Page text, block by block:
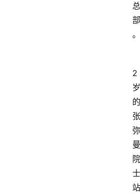
总
部
。
2
岁
的
张
弥
曼
院
士
站